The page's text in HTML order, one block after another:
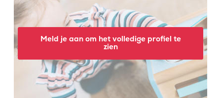
Meld je aan om het volledige profiel te
zien